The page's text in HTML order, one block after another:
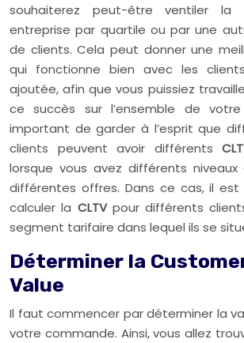
souhaiterez peut-être ventiler la
entreprise par quartile ou par une
de clients. Cela peut donner une
qui fonctionne bien avec les
ajoutée, afin que vous puissiez
ce succès sur l’ensemble de
important de garder à l’esprit que
clients peuvent avoir différents
lorsque vous avez différents
différentes offres. Dans ce cas, il est
calculer la CLTVpour différents
segment tarifaire dans lequel ils se
Déterminer la
Value
Il faut commencer par déterminer la
votre commande. Ainsi, vous allez